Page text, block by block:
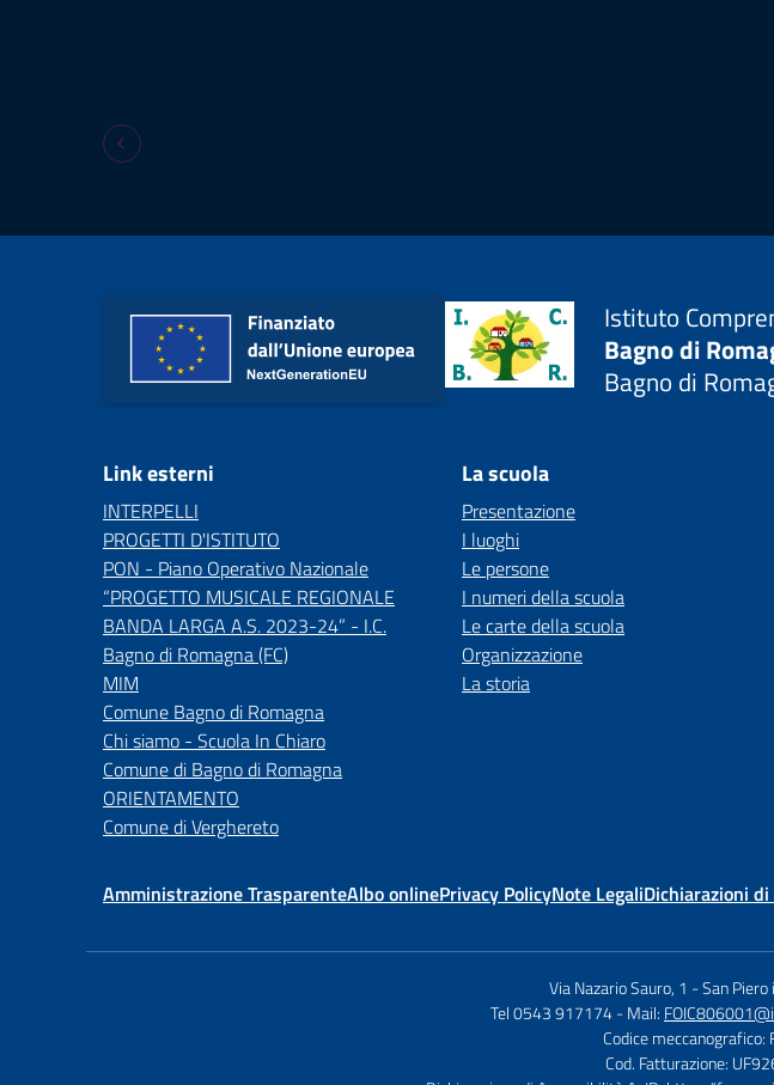
Istituto
Bagno di
Bagno di
Link esterni
INTERPELLI
PROGETTI D'ISTITUTO
PON - Piano Operativo Nazionale
“PROGETTO MUSICALE REGIONALE
BANDA LARGA A.S. 2023-24” - I.C.
Bagno di Romagna (FC)
MIM
Comune Bagno di Romagna
Chi siamo - Scuola In Chiaro
Comune di Bagno di Romagna
ORIENTAMENTO
Comune di Verghereto
La scuola
Presentazione
I luoghi
Le persone
I numeri della scuola
Le carte della scuola
Organizzazione
La storia
Amministrazione TrasparenteAlbo onlinePrivacy PolicyNote LegaliDichiarazioni
Via Nazario Sauro, 1 - San Piero
Tel 0543 917174- Mail:
Codice meccanografico:
Cod. Fatturazione: